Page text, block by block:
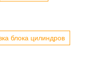
блока цилиндров